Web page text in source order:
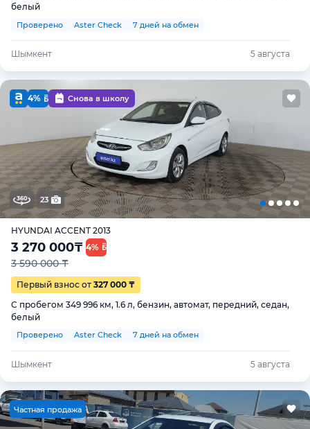
белый
Проверено Aster Check 7 дней на обмен
Шымкент 5 августа
4% Снова в школу
23
HYUNDAI ACCENT 2013
3 270 000₸ 4%
3 590 000 ₸
Первый взнос от 327 000 ₸
С пробегом 349 996 км, 1.6 л, бензин, автомат, передний, седан,
белый
Проверено Aster Check 7 дней на обмен
Шымкент 5 августа
Частная продажа